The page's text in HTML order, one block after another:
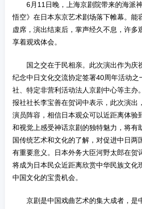
6月11日晚，上海京剧院带来的海派
悟空》在日本东京艺术剧场落下帷幕。能
虚席，演出结束后，掌声经久不息，许多
享着观戏体会。
国之交在于民相亲。此次演出作为庆
纪念中日文化交流协定签署40周年活动之
社、特定非营利活动法人京剧中心等主办
报社社长李宝善在贺词中表示，此次演出
演员阵容，相信日本观众可以近距离体验
和视觉上感受神话京剧的独特魅力，将有
国传统艺术和文化的了解，对促进中日两
有重要意义。日本外务大臣河野太郎在贺
将成为日本民众近距离欣赏中华民族文化
中国文化的宝贵机会。
京剧是中国戏曲艺术的集大成者，是